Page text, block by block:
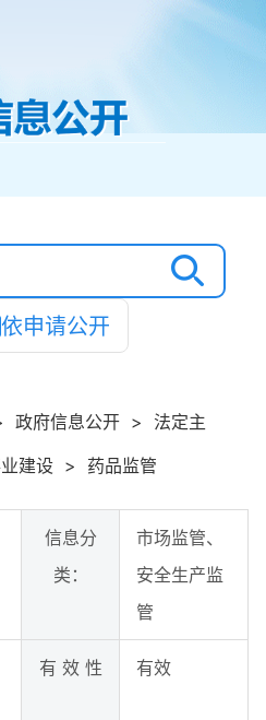
依申请公开
政府信息公开 >
法定主
建设 > 药品监管
信息分
类：
市场监管、
安全生产监
管
有 效 性 有效